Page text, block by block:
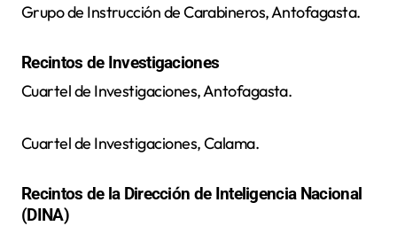
Grupo de Instrucción de Carabineros, Antofagasta.
Recintos de Investigaciones
Cuartel de Investigaciones, Antofagasta.
Cuartel de Investigaciones, Calama.
Recintos de la Dirección de Inteligencia Nacional
(DINA)